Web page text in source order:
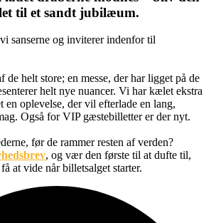
til et sandt jubilæum.
sanserne og inviterer indenfor til
helt store; en messe, der har ligget på de
helt nye nuancer. Vi har kælet ekstra
en oplevelse, der vil efterlade en lang,
Også for VIP gæstebilletter er der nyt.
før de rammer resten af verden?
, og vær den første til at dufte til,
at vide når billetsalget starter.